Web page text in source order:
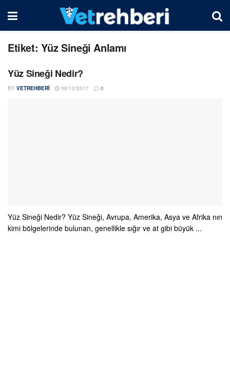
Etiket: Yüz Sineği Anlamı
Yüz Sineği Nedir?
BY VETREHBERI 06/12/2017 0
Yüz Sineği Nedir? Yüz Sineği, Avrupa, Amerika, Asya ve Afrika nın
kimi bölgelerinde bulunan, genellikle sığır ve at gibi büyük ...